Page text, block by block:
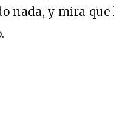
nada, y mira que